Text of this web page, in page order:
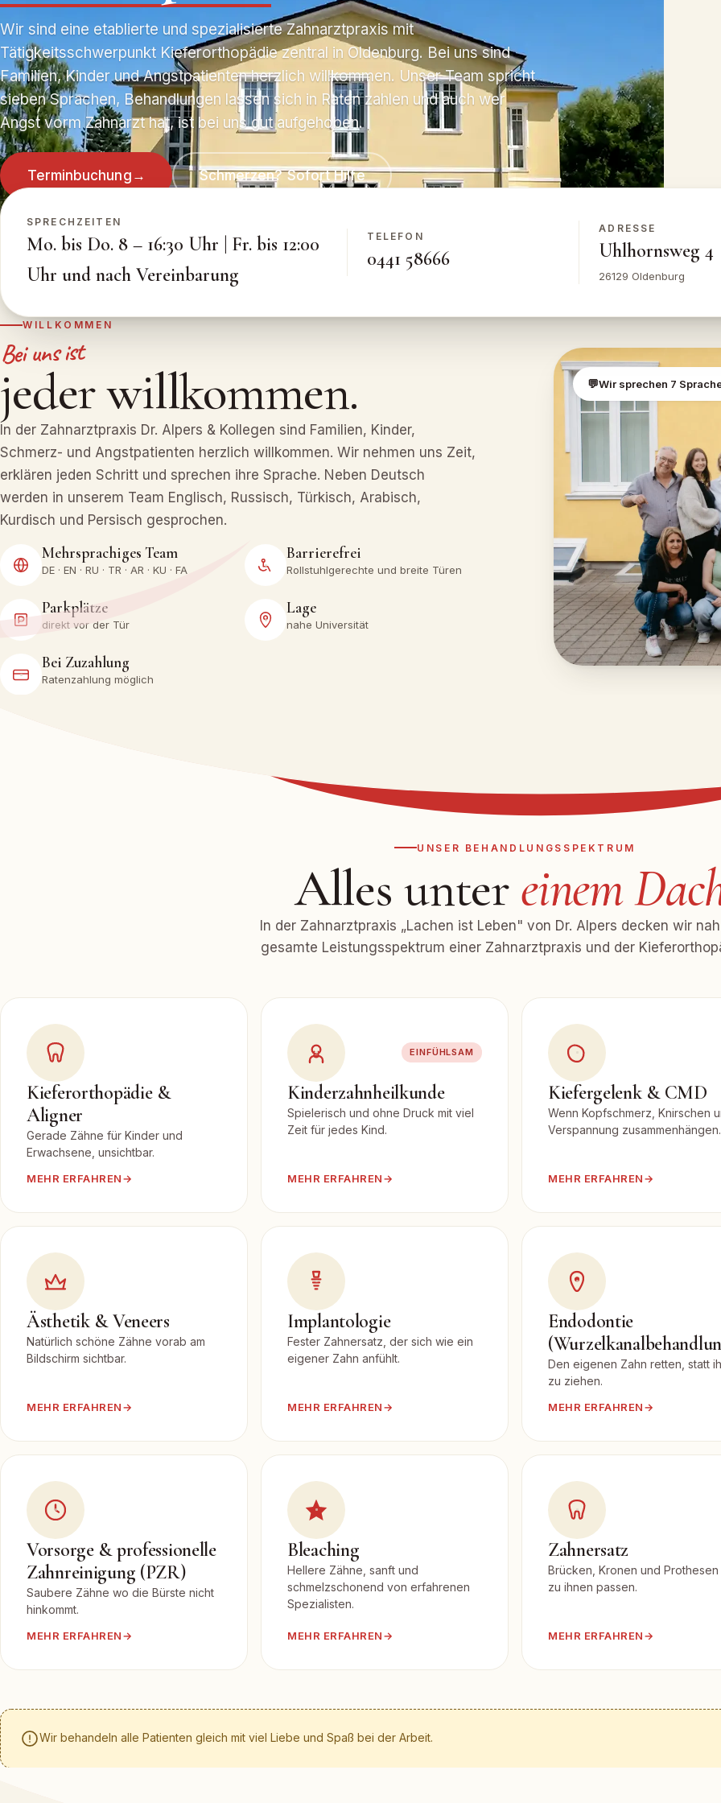
Wir sind eine etablierte und spezialisierte Zahnarztpraxis mit
Tätigkeitsschwerpunkt Kieferorthopädie zentral in Oldenburg. Bei uns sind
Familien, Kinder und Angstpatienten herzlich willkommen. Unser Team spricht
sieben Sprachen, Behandlungen lassen sich in Raten zahlen und auch wer
Angst vorm Zahnarzt hat, ist bei uns gut aufgehoben.
Terminbuchung → Schmerzen? Sofort Hilfe
★★★★★4,7 · 45 Google-Bewertungen Erfahrene Spezialisten
SPRECHZEITEN
Mo. bis Do. 8 – 16:30 Uhr | Fr. bis 12:00
Uhr und nach Vereinbarung
TELEFON
0441 58666
ADRESSE
Uhlhornsweg 4
26129 Oldenburg
WILLKOMMEN
Bei uns ist
jeder willkommen.
In der Zahnarztpraxis Dr. Alpers & Kollegen sind Familien, Kinder,
Schmerz- und Angstpatienten herzlich willkommen. Wir nehmen uns Zeit,
erklären jeden Schritt und sprechen ihre Sprache. Neben Deutsch
werden in unserem Team Englisch, Russisch, Türkisch, Arabisch,
Kurdisch und Persisch gesprochen.
Mehrsprachiges Team
DE · EN · RU · TR · AR · KU · FA
Barrierefrei
Rollstuhlgerechte und breite Türen
Parkplätze
direkt vor der Tür
Lage
nahe Universität
Bei Zuzahlung
Ratenzahlung möglich
Wir sprechen 7
UNSER BEHANDLUNGSSPEKTRUM
Alles untereinem
In der Zahnarztpraxis „Lachen ist Leben" von Dr. Alpers decken wir
gesamte Leistungsspektrum einer Zahnarztpraxis und der
Kieferorthopädie &
Aligner
Gerade Zähne für Kinder und
Erwachsene, unsichtbar.
MEHR ERFAHREN→
EINFÜHLSAM
Kinderzahnheilkunde
Spielerisch und ohne Druck mit viel
Zeit für jedes Kind.
MEHR ERFAHREN→
Kiefergelenk & CMD
Wenn Kopfschmerz, Knirschen
Verspannung zusammenhängen.
MEHR ERFAHREN→
Ästhetik & Veneers
Natürlich schöne Zähne vorab am
Bildschirm sichtbar.
MEHR ERFAHREN→
Implantologie
Fester Zahnersatz, der sich wie ein
eigener Zahn anfühlt.
MEHR ERFAHREN→
Endodontie
Den eigenen Zahn retten, statt
zu ziehen.
MEHR ERFAHREN→
Vorsorge & professionelle
Zahnreinigung (PZR)
Saubere Zähne wo die Bürste nicht
hinkommt.
MEHR ERFAHREN→
Bleaching
Hellere Zähne, sanft und
schmelzschonend von erfahrenen
Spezialisten.
MEHR ERFAHREN→
Zahnersatz
Brücken, Kronen und
zu ihnen passen.
MEHR ERFAHREN→
Wir behandeln alle Patienten gleich mit viel Liebe und Spaß bei der Arbeit.